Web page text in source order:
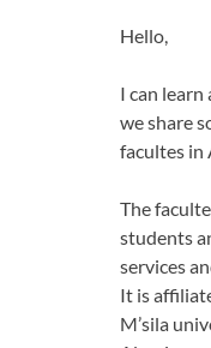
Hello,
I can learn
we share
facultes in
The
students
services
It is
M’sila